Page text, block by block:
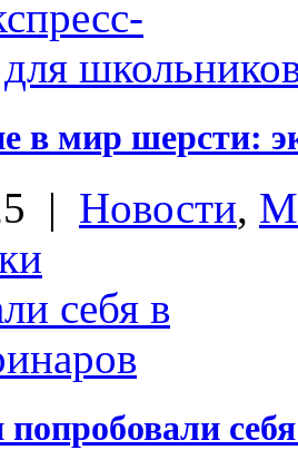
в мир шерсти:
| Новости,